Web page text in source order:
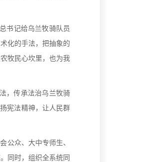
书记给乌兰牧骑队员
化的手法，把抽象的
牧民心坎里，也为我
，传承法治乌兰牧骑
宪法精神，让人民群
众、大中专师生、
同时，组织全系统同